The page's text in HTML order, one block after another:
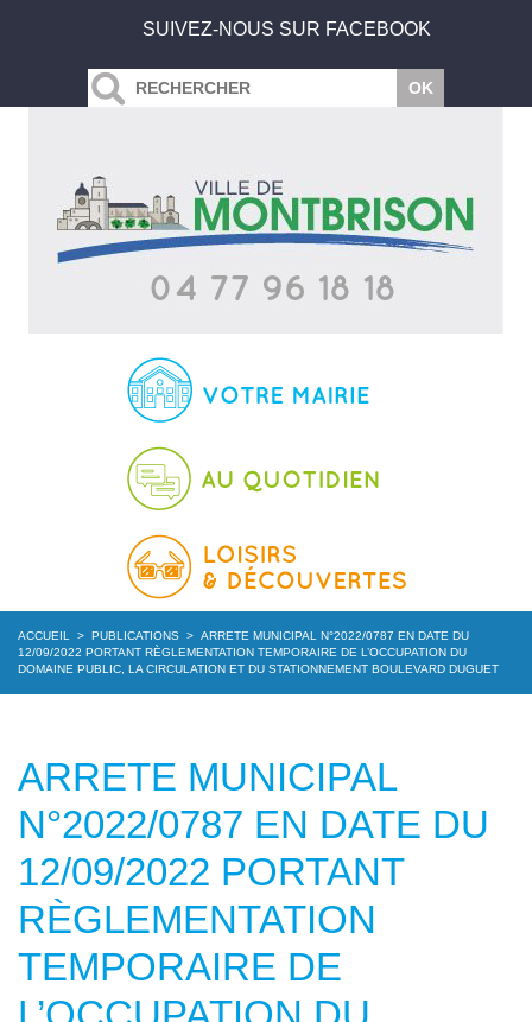
SUIVEZ-NOUS SUR FACEBOOK
ACCUEIL > PUBLICATIONS > ARRETE MUNICIPAL N°2022/0787 EN DATE DU
12/09/2022 PORTANT RÈGLEMENTATION TEMPORAIRE DE L’OCCUPATION DU
DOMAINE PUBLIC, LA CIRCULATION ET DU STATIONNEMENT BOULEVARD DUGUET
ARRETE MUNICIPAL
N°2022/0787 EN DATE DU
12/09/2022 PORTANT
RÈGLEMENTATION
TEMPORAIRE DE